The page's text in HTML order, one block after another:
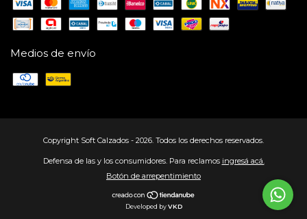
Medios de envío
Copyright Soft Calzados - 2026. Todos los derechos reservados.
Defensa de las y los consumidores. Para reclamos ingresá acá.
Botón de arrepentimiento
Developed byVKD